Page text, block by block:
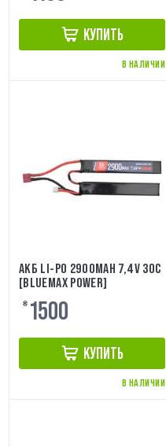
КУПИТЬ
В НАЛИЧИИ
АКБ LI-PO 2900MAH 7,4V 30C
[BLUEMAX POWER]
₴ 1500
КУПИТЬ
В НАЛИЧИИ